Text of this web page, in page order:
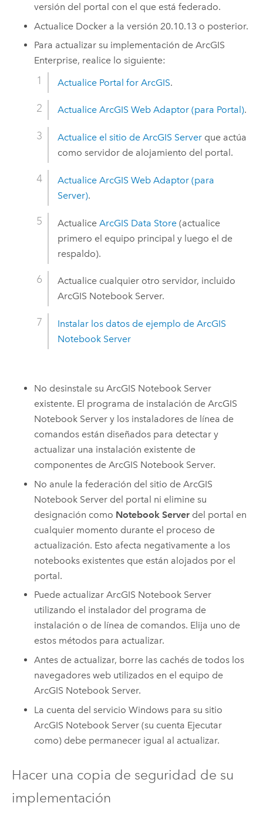
versión del portal con el que está federado.
Actualice Docker a la versión 20.10.13 o posterior.
Para actualizar su implementación deArcGIS
Enterprise, realice lo siguiente:
Actualice Portal for ArcGIS.
ActualiceArcGIS Web Adaptor (para Portal).
Actualice el sitio deArcGIS Server que actúa
como servidor de alojamiento del portal.
ActualiceArcGIS Web Adaptor (para
Server).
ActualiceArcGIS Data Store (actualice
primero el equipo principal y luego el de
respaldo).
Actualice cualquier otro servidor, incluido
ArcGIS Notebook Server.
Instalar los datos de ejemplo deArcGIS
Notebook Server
No desinstale suArcGIS Notebook Server
existente. El programa de instalación deArcGIS
Notebook Server y los instaladores de línea de
comandos están diseñados para detectar y
actualizar una instalación existente de
componentes deArcGIS Notebook Server.
No anule la federación del sitio deArcGIS
Notebook Server del portal ni elimine su
designación como Notebook Server del portal en
cualquier momento durante el proceso de
actualización. Esto afecta negativamente a los
notebooks existentes que están alojados por el
portal.
Puede actualizarArcGIS Notebook Server
utilizando el instalador del programa de
instalación o de línea de comandos. Elija uno de
estos métodos para actualizar.
Antes de actualizar, borre las cachés de todos los
navegadores web utilizados en el equipo de
ArcGIS Notebook Server.
La cuenta del servicioWindows para su sitio
ArcGIS Notebook Server (su cuenta Ejecutar
como) debe permanecer igual al actualizar.
Hacer una copia de seguridad de su
implementación